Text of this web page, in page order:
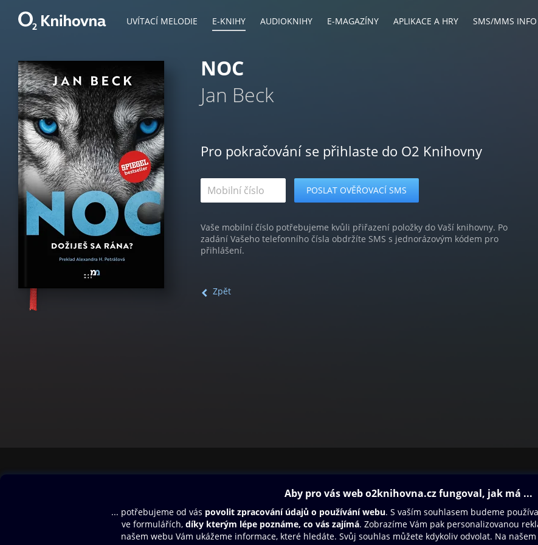
UVÍTACÍ MELODIE E-KNIHY AUDIOKNIHY E-MAGAZÍNY APLIKACE A HRY SMS/MMS INFO
NOC
Jan Beck
Pro pokračování se přihlaste do O2 Knihovny
Vaše mobilní číslo potřebujeme kvůli přiřazení položky do Vaší knihovny. Po
zadání Vašeho telefonního čísla obdržíte SMS s jednorázovým kódem pro
přihlášení.
Zpět
Aplikace a hry
SMS/MMS Info
Blog
Dárkový poukaz
Nápověda
Oneplay Originály
Sport